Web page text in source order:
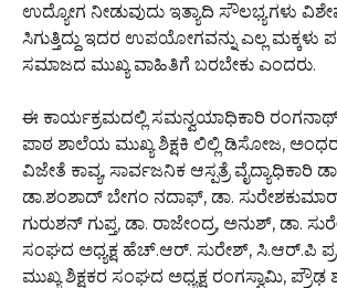
ಉದ್ಯೋಗ ನೀಡುವುದು ಇತ್ಯಾದಿ ಸೌಲಭ್ಯಗಳು
ಸಿಗುತ್ತಿದ್ದು ಇದರ ಉಪಯೋಗವನ್ನು ಎಲ್ಲ ಮಕ್ಕಳು
ಸಮಾಜದ ಮುಖ್ಯ ವಾಹಿತಿಗೆ ಬರಬೇಕು ಎಂದರು.
ಈ ಕಾರ್ಯಕ್ರಮದಲ್ಲಿ ಸಮನ್ವಯಾಧಿಕಾರಿ
ಪಾಠ ಶಾಲೆಯ ಮುಖ್ಯ ಶಿಕ್ಷಕಿ ಲಿಲ್ಲಿ ಡಿಸೋಜ,
ವಿಜೇತೆ ಕಾವ್ಯ, ಸಾರ್ವಜನಿಕ ಆಸ್ಪತ್ರೆ ವೈದ್ಯಾಧಿಕಾರಿ
ಡಾ.ಶಂಶಾದ್ ಬೇಗಂ ನದಾಫ್, ಡಾ‌.
ಗುರುಶನ್ ಗುಪ್ತ, ಡಾ. ರಾಜೇಂದ್ರ, ಅನುಶ್, ಡಾ.
ಸಂಘದ ಅಧ್ಯಕ್ಷ ಹೆಚ್.ಆರ್. ಸುರೇಶ್, ಸಿ.ಆರ್.ಪಿ
ಮುಖ್ಯ ಶಿಕ್ಷಕರ ಸಂಘದ ಅಧ್ಯಕ್ಷ ರಂಗಸ್ವಾಮಿ, ಪ್ರೌಢ